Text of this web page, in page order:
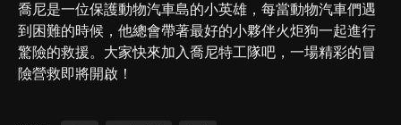
喬尼是一位保護動物汽車島的小英雄，每當動物汽車們遇
到困難的時候，他總會帶著最好的小夥伴火炬狗一起進行
驚險的救援。大家快來加入喬尼特工隊吧，一場精彩的冒
險營救即將開啟！